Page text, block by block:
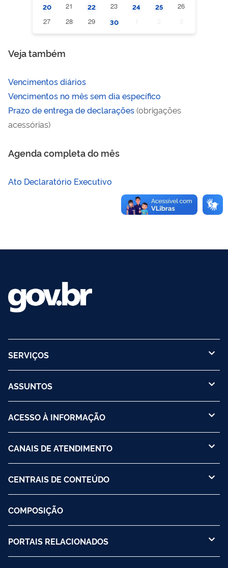
20 21 22 23 24 25
26
27
28 29 30
Veja também
Vencimentos diários
Vencimentos no mês sem dia específico
Prazo de entrega de declarações(obrigações
acessórias)
Agenda completa do mês
Ato Declaratório Executivo
SERVIÇOS
ASSUNTOS
ACESSO À INFORMAÇÃO
CANAIS DE ATENDIMENTO
CENTRAIS DE CONTEÚDO
COMPOSIÇÃO
PORTAIS RELACIONADOS